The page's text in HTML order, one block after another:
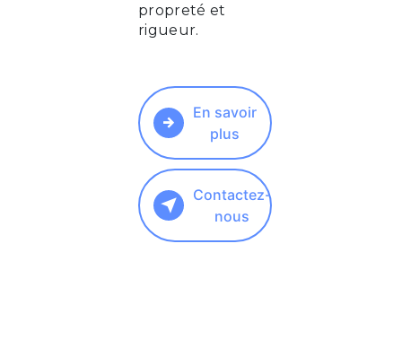
propreté et
rigueur.
En savoir
plus
Contactez-
nous